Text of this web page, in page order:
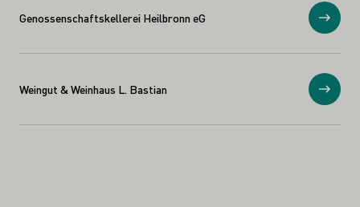
Genossenschaftskellerei Heilbronn eG Toon
Weingut & Weinhaus L. Bastian Toon